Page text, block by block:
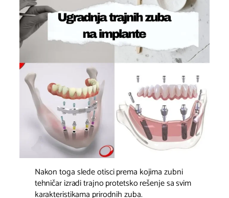
Nakon toga slede otisci prema kojima zubni
tehničar izradi trajno protetsko rešenje sa svim
karakteristikama prirodnih zuba.